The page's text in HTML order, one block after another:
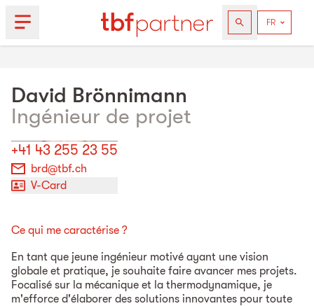
David Brönnimann
Ingénieur de projet
+41 43 255 23 55
brd@tbf.ch
V-Card
Ce qui me caractérise ?
En tant que jeune ingénieur motivé ayant une vision
globale et pratique, je souhaite faire avancer mes projets.
Focalisé sur la mécanique et la thermodynamique, je
m'efforce d'élaborer des solutions innovantes pour toute